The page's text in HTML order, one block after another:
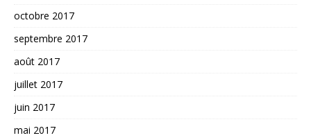
octobre 2017
septembre 2017
août 2017
juillet 2017
juin 2017
mai 2017